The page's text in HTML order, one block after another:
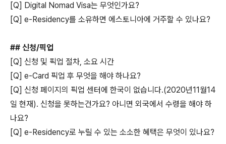
[Q] Digital Nomad Visa는 무엇인가요?
[Q] e-Residency를 소유하면 에스토니아에 거주할 수 있나요?
## 신청/픽업
[Q] 신청 및 픽업 절차, 소요 시간
[Q] e-Card 픽업 후 무엇을 해야 하나요?
[Q] 신청 페이지의 픽업 센터에 한국이 없습니다.(2020년11월14
일 현재). 신청을 못하는건가요? 아니면 외국에서 수령을 해야 하
나요?
[Q] e-Residency로 누릴 수 있는 소소한 혜택은 무엇이 있나요?